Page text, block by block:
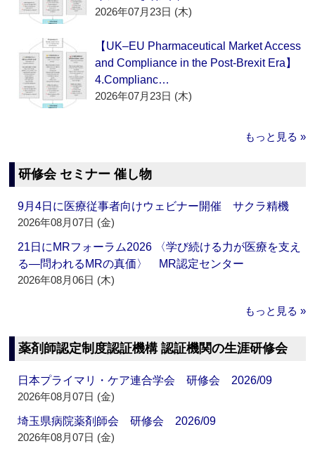
2026年07月23日 (木)
【UK–EU Pharmaceutical Market Access
and Compliance in the Post-Brexit Era】
4.Complianc…
2026年07月23日 (木)
もっと見る »
研修会 セミナー 催し物
9月4日に医療従事者向けウェビナー開催 サクラ精機
2026年08月07日 (金)
21日にMRフォーラム2026 〈学び続ける力が医療を支え
る―問われるMRの真価〉 MR認定センター
2026年08月06日 (木)
もっと見る »
薬剤師認定制度認証機構 認証機関の生涯研修会
日本プライマリ・ケア連合学会 研修会 2026/09
2026年08月07日 (金)
埼玉県病院薬剤師会 研修会 2026/09
2026年08月07日 (金)